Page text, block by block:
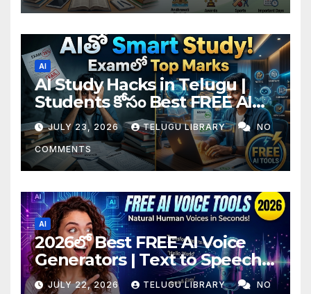
AI
AI Study Hacks in Telugu |
Students కోసం Best FREE AI
Tools & Smart Study Tips
(2026)
JULY 23, 2026 TELUGU LIBRARY NO
COMMENTS
AI
2026లో Best FREE AI Voice
Generators | Text to Speech
కోసం Top 4 AI Tools
JULY 22, 2026 TELUGU LIBRARY NO